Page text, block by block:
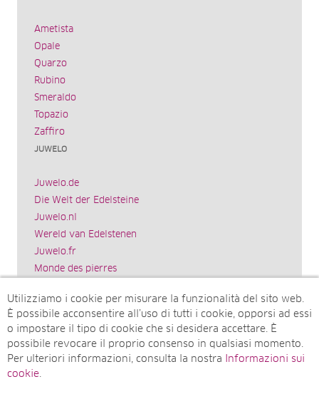
Ametista
Opale
Quarzo
Rubino
Smeraldo
Topazio
Zaffiro
JUWELO
Juwelo.de
Die Welt der Edelsteine
Juwelo.nl
Wereld van Edelstenen
Juwelo.fr
Monde des pierres
El mundo de las piedras preciosas
Rocks & Co.
Juwelo.com
Ädelstenarnas Värld
Utilizziamo i cookie per misurare la funzionalità del sito web.
È possibile acconsentire all’uso di tutti i cookie, opporsi ad essi
o impostare il tipo di cookie che si desidera accettare. È
possibile revocare il proprio consenso in qualsiasi momento.
Per ulteriori informazioni, consulta la nostra
Informazioni sui
cookie.